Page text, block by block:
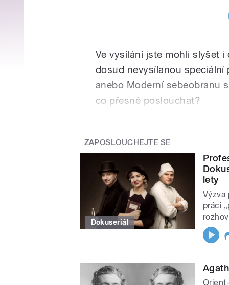
Ve vysílání jste mohli slyšet i
dosud nevysílanou
anebo Moderní sebeobranu
co přesně poslouchat?
Rozhlasová hra –
Forenzní psychologie –
Moderní sebeobrana –
Česko jako na dlani
Soutěž Pátračka – v
pobyty
pro dvě osoby s
Spa v samém srdci
Konkrétní tituly četby na
ZAPOSLOUCHEJTE SE
Dokuseriál
lety
Výzva
práci